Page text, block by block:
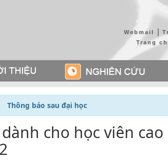
Webmail |
Trang
Thông báo sau đại học
cho học viên cao